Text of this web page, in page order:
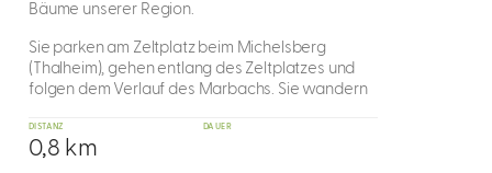
Bäume unserer Region.
Sie parken am Zeltplatz beim Michelsberg
(Thalheim), gehen entlang des Zeltplatzes und
folgen dem Verlauf des Marbachs. Sie wandern
DISTANZ
0,8 km
DAUER